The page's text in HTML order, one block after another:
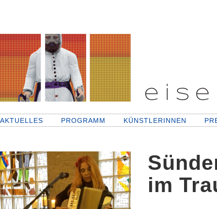
AKTUELLES PROGRAMM KÜNSTLERINNEN
im